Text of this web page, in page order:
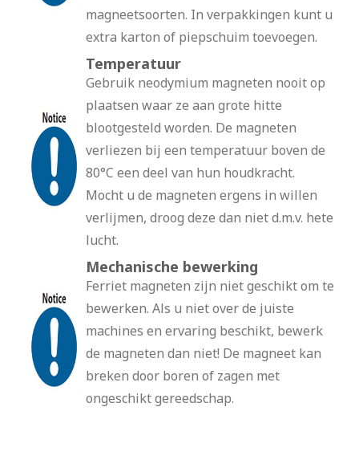
magneetsoorten. In verpakkingen kunt u
extra karton of piepschuim toevoegen.
Temperatuur
Gebruik neodymium magneten nooit op
plaatsen waar ze aan grote hitte
blootgesteld worden. De magneten
verliezen bij een temperatuur boven de
80°C een deel van hun houdkracht.
Mocht u de magneten ergens in willen
verlijmen, droog deze dan niet d.m.v. hete
lucht.
Mechanische bewerking
Ferriet magneten zijn niet geschikt om te
bewerken. Als u niet over de juiste
machines en ervaring beschikt, bewerk
de magneten dan niet! De magneet kan
breken door boren of zagen met
ongeschikt gereedschap.